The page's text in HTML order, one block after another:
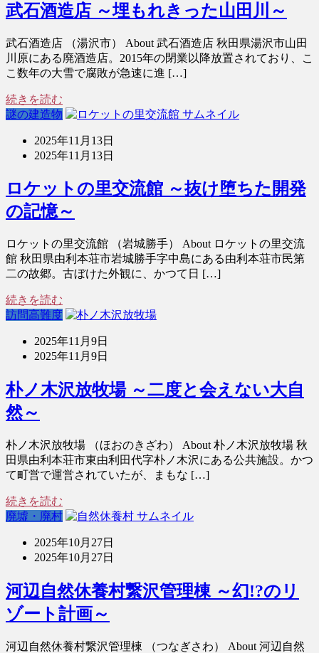
武石酒造店 ～埋もれきった山田川～
武石酒造店 （湯沢市） About 武石酒造店 秋田県湯沢市山田
川原にある廃酒造店。2015年の閉業以降放置されており、こ
こ数年の大雪で腐敗が急速に進 […]
続きを読む
謎の建造物
2025年11月13日
2025年11月13日
ロケットの里交流館 ～抜け堕ちた開発
の記憶～
ロケットの里交流館 （岩城勝手） About ロケットの里交流
館 秋田県由利本荘市岩城勝手字中島にある由利本荘市民第
二の故郷。古ぼけた外観に、かつて日 […]
続きを読む
訪問高難度
2025年11月9日
2025年11月9日
朴ノ木沢放牧場 ～二度と会えない大自
然～
朴ノ木沢放牧場 （ほおのきざわ） About 朴ノ木沢放牧場 秋
田県由利本荘市東由利田代字朴ノ木沢にある公共施設。かつ
て町営で運営されていたが、まもな […]
続きを読む
廃墟・廃村
2025年10月27日
2025年10月27日
河辺自然休養村繋沢管理棟 ～幻!?のリ
ゾート計画～
河辺自然休養村繋沢管理棟 （つなぎさわ） About 河辺自然